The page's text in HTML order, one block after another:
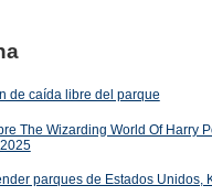
de caída libre del parque
The Wizarding World Of Harry
parques de Estados Unidos,